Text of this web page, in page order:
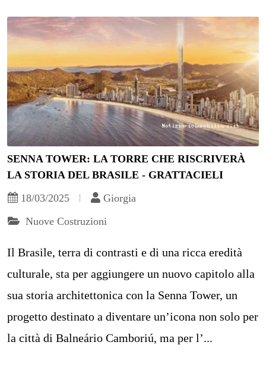
SENNA TOWER: LA TORRE CHE RISCRIVERÀ
LA STORIA DEL BRASILE - GRATTACIELI
18/03/2025
Giorgia
Nuove Costruzioni
Il Brasile, terra di contrasti e di una ricca eredità
culturale, sta per aggiungere un nuovo capitolo alla
sua storia architettonica con la Senna Tower, un
progetto destinato a diventare un’icona non solo per
la città di Balneário Camboriú, ma per l’...